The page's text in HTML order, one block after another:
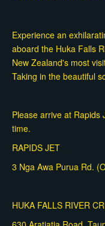
Experience an
aboard the Huka Falls
New Zealand's most
Taking in the beautiful
Please arrive at
time.
RAPIDS JET
3 Nga Awa Purua Rd.
HUKA FALLS RIVER